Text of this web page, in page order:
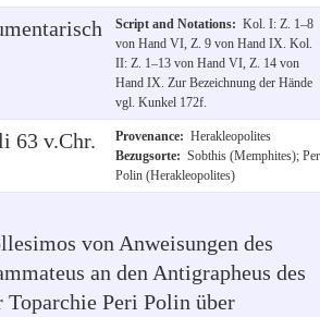
Script and Notations: Kol. I: Z. 1–8
von Hand VI, Z. 9 von Hand IX. Kol.
II: Z. 1–13 von Hand VI, Z. 14 von
Hand IX. Zur Bezeichnung der Hände
vgl. Kunkel 172f.
63 v.Chr. Provenance: Herakleopolites
Bezugsorte: Sobthis (Memphites);
Polin (Herakleopolites)
von Anweisungen des
an den Antigrapheus des
Toparchie Peri Polin über